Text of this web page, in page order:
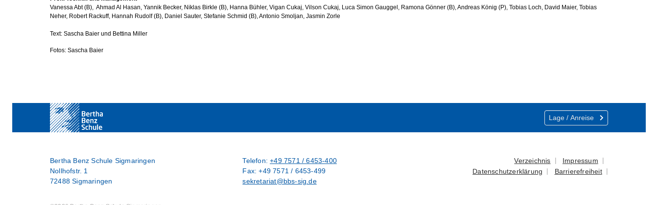
Vanessa Abt (B), Ahmad Al Hasan, Yannik Becker, Niklas Birkle (B), Hanna Bühler, Vigan Cukaj, Vilson Cukaj, Luca Simon Gauggel, Ramona Gönner (B), Andreas König (P), Tobias Loch, David Maier, Tobias
Neher, Robert Rackuff, Hannah Rudolf (B), Daniel Sauter, Stefanie Schmid (B), Antonio Smoljan, Jasmin Zorle
Text: Sascha Baier und Bettina Miller
Fotos: Sascha Baier
Lage / Anreise
Bertha Benz Schule Sigmaringen
Nollhofstr. 1
72488 Sigmaringen
Telefon:+49 7571 / 6453-400
Fax: +49 7571 / 6453-499
sekretariat@bbs-sig.de
Verzeichnis
Impressum
Datenschutzerklärung
Barrierefreiheit